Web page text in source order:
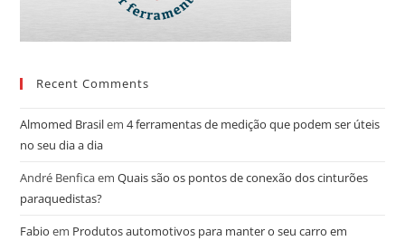
Recent Comments
Almomed Brasilem4 ferramentas de medição que podem ser úteis
no seu dia a dia
André BenficaemQuais são os pontos de conexão dos cinturões
paraquedistas?
Fabio em Produtos automotivos para manter o seu carro em